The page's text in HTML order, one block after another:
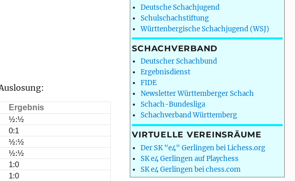
Ergebnis
½:½
0:1
½:½
½:½
1:0
1:0
Deutsche Schachjugend
Schulschachstiftung
Württenbergische Schachjugend (WSJ)
SCHACHVERBAND
Deutscher Schachbund
Ergebnisdienst
FIDE
Newsletter Württemberger Schach
Schach-Bundesliga
Schachverband Württemberg
VIRTUELLE VEREINSRÄUME
Der SK "e4" Gerlingen bei Lichess.org
SK e4 Gerlingen auf Playchess
SK e4 Gerlingen bei chess.com